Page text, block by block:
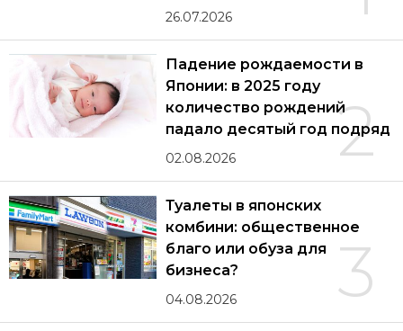
26.07.2026
2
Падение рождаемости в
Японии: в 2025 году
количество рождений
падало десятый год подряд
02.08.2026
3
Туалеты в японских
комбини: общественное
благо или обуза для
бизнеса?
04.08.2026